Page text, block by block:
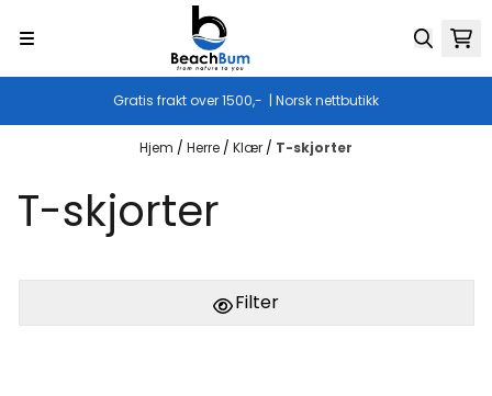
Gratis frakt over 1500,- | Norsk nettbutikk
Hjem / Herre / Klær / T-skjorter
T-skjorter
Filter